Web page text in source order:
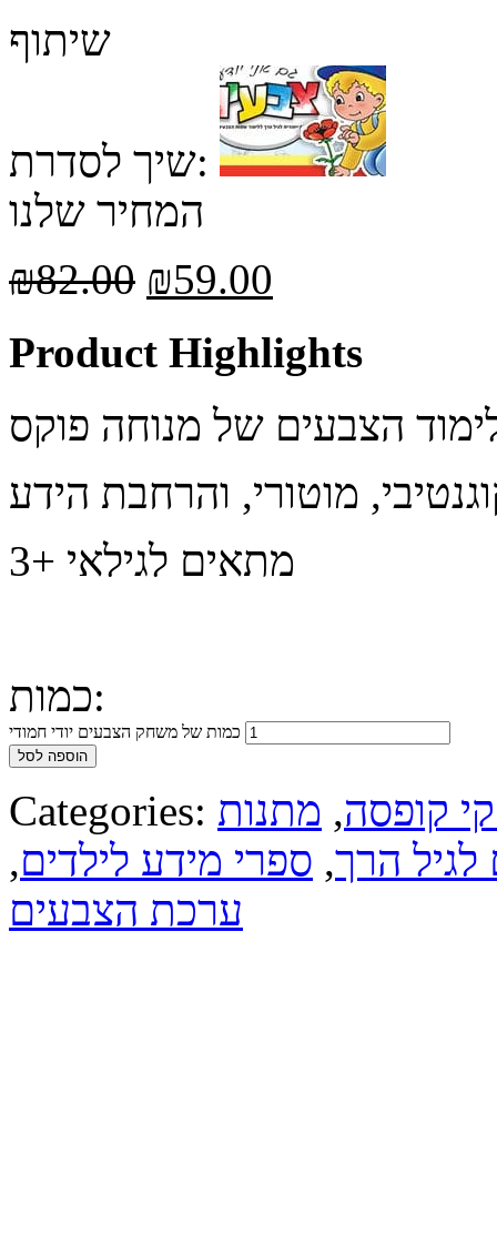
שיתוף
שיך לסדרת:
המחיר שלנו
₪82.00 ₪59.00
Product Highlights
הצבעים של מנוחה פוקס
מוטורי, והרחבת הידע
מתאים לגילאי +3
כמות:
כמות של משחק הצבעים יודי חמודי
הוספה לסל
Categories: קופסה, מתנות
לגיל הרך, ספרי מידע לילדים,
ערכת הצבעים